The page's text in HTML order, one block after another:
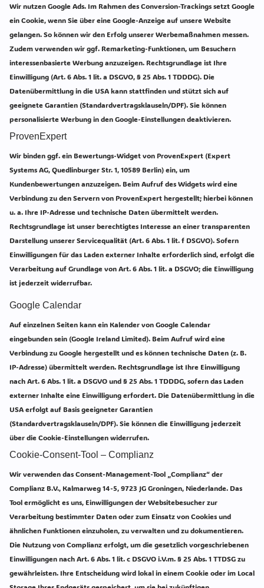
Wir nutzen Google Ads. Im Rahmen des Conversion-Trackings setzt Google
ein Cookie, wenn Sie über eine Google-Anzeige auf unsere Website
gelangen. So können wir den Erfolg unserer Werbemaßnahmen messen.
Zudem verwenden wir ggf. Remarketing-Funktionen, um Besuchern
interessenbasierte Werbung anzuzeigen. Rechtsgrundlage ist Ihre
Einwilligung (Art. 6 Abs. 1 lit. a DSGVO, § 25 Abs. 1 TDDDG). Die
Datenübermittlung in die USA kann stattfinden und stützt sich auf
geeignete Garantien (Standardvertragsklauseln/DPF). Sie können
personalisierte Werbung in den Google-Einstellungen deaktivieren.
ProvenExpert
Wir binden ggf. ein Bewertungs-Widget von ProvenExpert (Expert
Systems AG, Quedlinburger Str. 1, 10589 Berlin) ein, um
Kundenbewertungen anzuzeigen. Beim Aufruf des Widgets wird eine
Verbindung zu den Servern von ProvenExpert hergestellt; hierbei können
u. a. Ihre IP-Adresse und technische Daten übermittelt werden.
Rechtsgrundlage ist unser berechtigtes Interesse an einer transparenten
Darstellung unserer Servicequalität (Art. 6 Abs. 1 lit. f DSGVO). Sofern
Einwilligungen für das Laden externer Inhalte erforderlich sind, erfolgt die
Verarbeitung auf Grundlage von Art. 6 Abs. 1 lit. a DSGVO; die Einwilligung
ist jederzeit widerrufbar.
Google Calendar
Auf einzelnen Seiten kann ein Kalender von Google Calendar
eingebunden sein (Google Ireland Limited). Beim Aufruf wird eine
Verbindung zu Google hergestellt und es können technische Daten (z. B.
IP-Adresse) übermittelt werden. Rechtsgrundlage ist Ihre Einwilligung
nach Art. 6 Abs. 1 lit. a DSGVO und § 25 Abs. 1 TDDDG, sofern das Laden
externer Inhalte eine Einwilligung erfordert. Die Datenübermittlung in die
USA erfolgt auf Basis geeigneter Garantien
(Standardvertragsklauseln/DPF). Sie können die Einwilligung jederzeit
über die Cookie-Einstellungen widerrufen.
Cookie-Consent-Tool – Complianz
Wir verwenden das Consent-Management-Tool „Complianz“ der
Complianz B.V., Kalmarweg 14-5, 9723 JG Groningen, Niederlande. Das
Tool ermöglicht es uns, Einwilligungen der Websitebesucher zur
Verarbeitung bestimmter Daten oder zum Einsatz von Cookies und
ähnlichen Funktionen einzuholen, zu verwalten und zu dokumentieren.
Die Nutzung von Complianz erfolgt, um die gesetzlich vorgeschriebenen
Einwilligungen nach Art. 6 Abs. 1 lit. c DSGVO i.V.m. § 25 Abs. 1 TTDSG zu
gewährleisten. Ihre Entscheidung wird lokal in einem Cookie oder im Local